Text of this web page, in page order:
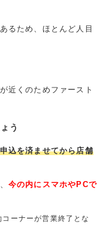
るため、ほとんど人目
近くのためファースト
う
込を済ませてから店舗
今の内にスマホやPCで
ーナーが営業終了とな